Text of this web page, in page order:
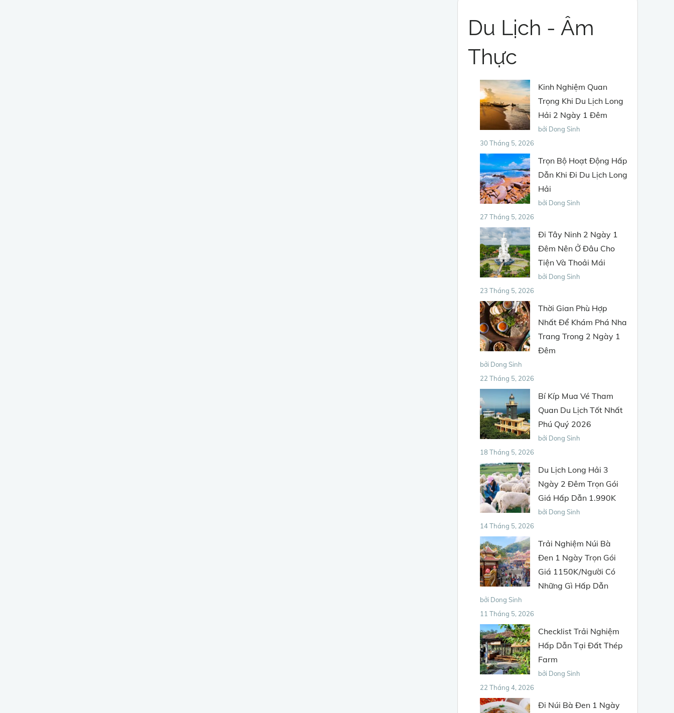
Du Lịch - Âm
Thực
Kinh Nghiệm Quan
Trọng Khi Du Lịch Long
Hải 2 Ngày 1 Đêm
bởi Dong Sinh
30 Tháng 5, 2026
Trọn Bộ Hoạt Động Hấp
Dẫn Khi Đi Du Lịch Long
Hải
bởi Dong Sinh
27 Tháng 5, 2026
Đi Tây Ninh 2 Ngày 1
Đêm Nên Ở Đâu Cho
Tiện Và Thoải Mái
bởi Dong Sinh
23 Tháng 5, 2026
Thời Gian Phù Hợp
Nhất Để Khám Phá Nha
Trang Trong 2 Ngày 1
Đêm
bởi Dong Sinh
22 Tháng 5, 2026
Bí Kíp Mua Vé Tham
Quan Du Lịch Tốt Nhất
Phú Quý 2026
bởi Dong Sinh
18 Tháng 5, 2026
Du Lịch Long Hải 3
Ngày 2 Đêm Trọn Gói
Giá Hấp Dẫn 1.990K
bởi Dong Sinh
14 Tháng 5, 2026
Trải Nghiệm Núi Bà
Đen 1 Ngày Trọn Gói
Giá 1150K/Người Có
Những Gì Hấp Dẫn
bởi Dong Sinh
11 Tháng 5, 2026
Checklist Trải Nghiệm
Hấp Dẫn Tại Đất Thép
Farm
bởi Dong Sinh
22 Tháng 4, 2026
Đi Núi Bà Đen 1 Ngày